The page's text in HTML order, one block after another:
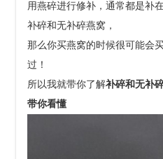
用燕碎进行修补，通常都是补
补碎和无补碎燕窝，
那么你买燕窝的时候很可能会
过！
所以我就带你了解补碎和无补
带你看懂